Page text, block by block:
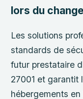
lors du
Les solutions
standards de
futur prestataire
27001 et garantit
hébergements